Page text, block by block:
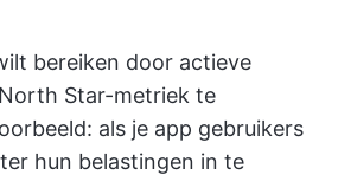
bereiken door actieve
Star-metriek te
als je app gebruikers
hun belastingen in te